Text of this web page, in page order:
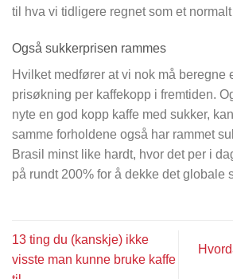
til hva vi tidligere regnet som et
Også sukkerprisen rammes
Hvilket medfører at vi nok må beregne
prisøkning per kaffekopp i fremtiden.
nyte en god kopp kaffe med sukker,
samme forholdene også har rammet
Brasil minst like hardt, hvor det per i
på rundt 200% for å dekke det globale
13 ting du (kanskje) ikke
visste man kunne bruke kaffe